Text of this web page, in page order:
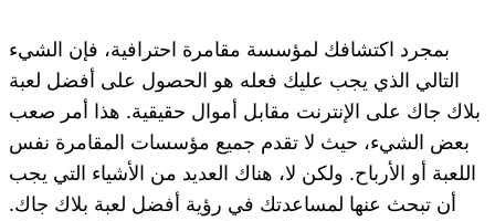
بمجرد اكتشافك لمؤسسة مقامرة احترافية، فإن الشيء
التالي الذي يجب عليك فعله هو الحصول على أفضل لعبة
بلاك جاك على الإنترنت مقابل أموال حقيقية. هذا أمر صعب
بعض الشيء، حيث لا تقدم جميع مؤسسات المقامرة نفس
اللعبة أو الأرباح. ولكن لا، هناك العديد من الأشياء التي يجب
أن تبحث عنها لمساعدتك في رؤية أفضل لعبة بلاك جاك.